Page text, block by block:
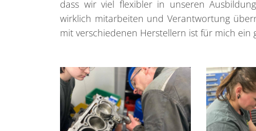
dass wir viel flexibler in unseren
wirklich mitarbeiten und Verantwortung
mit verschiedenen Herstellern ist für mich ein